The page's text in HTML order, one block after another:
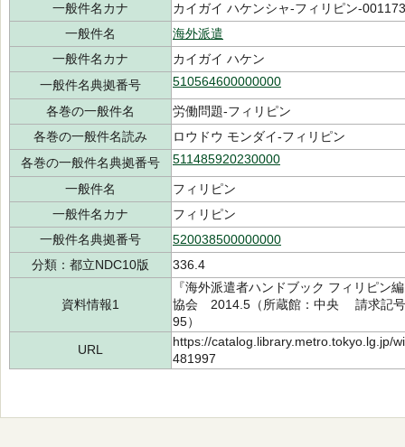
一般件名カナ
カイガイ ハケンシャ-フィリピン-
一般件名
海外派遣
一般件名カナ
カイガイ ハケン
一般件名典拠番号
510564600000000
各巻の一般件名
労働問題-フィリピン
各巻の一般件名読み
ロウドウ モンダイ-フィリピン
各巻の一般件名典拠番号
511485920230000
一般件名
フィリピン
一般件名カナ
フィリピン
一般件名典拠番号
520038500000000
分類：都立NDC10版
336.4
資料情報1
『海外派遣者ハンドブック フィリピ
協会 2014.5（所蔵館：中央 請求記
95）
URL
https://catalog.library.metro.tokyo.lg.jp/
481997